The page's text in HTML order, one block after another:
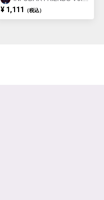
BUILDING ②
¥ 1,111 （税込）